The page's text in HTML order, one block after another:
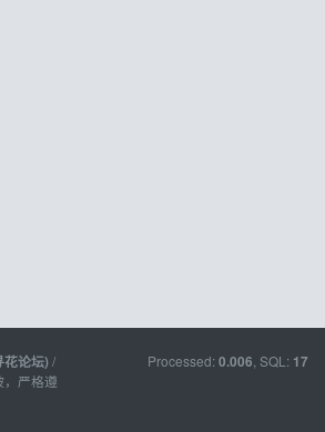
花论坛)/
严格遵
Processed: 0.006 , SQL: 17